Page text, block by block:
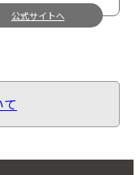
公式サイトへ